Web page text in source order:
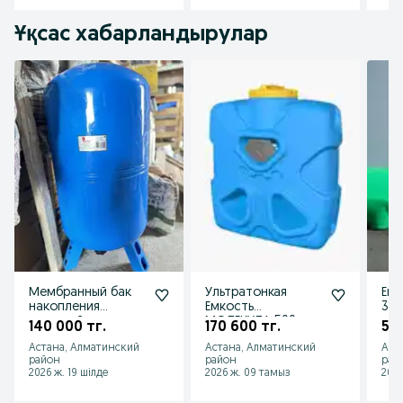
Ұқсас хабарландырулар
Мембранный бак
накопления
питьевой воды
140 000 тг.
Астана, Алматинский
район
2026 ж. 19 шілде
Ультратонкая
Емкость
МОЛЕКУЛА 500л,
бочка пищевая
170 600 тг.
Астана, Алматинский
район
2026 ж. 09 тамыз